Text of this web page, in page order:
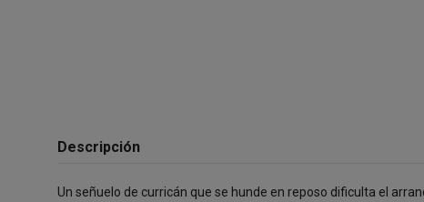
Descripción
Un señuelo de curricán que se hunde en reposo dificulta el